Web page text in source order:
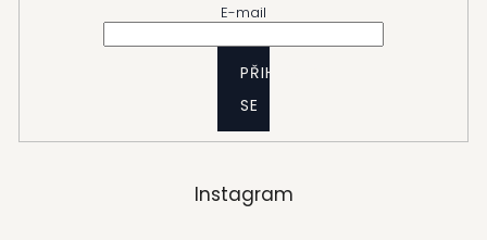
E-mail
PŘIHLÁSIT
SE
Instagram